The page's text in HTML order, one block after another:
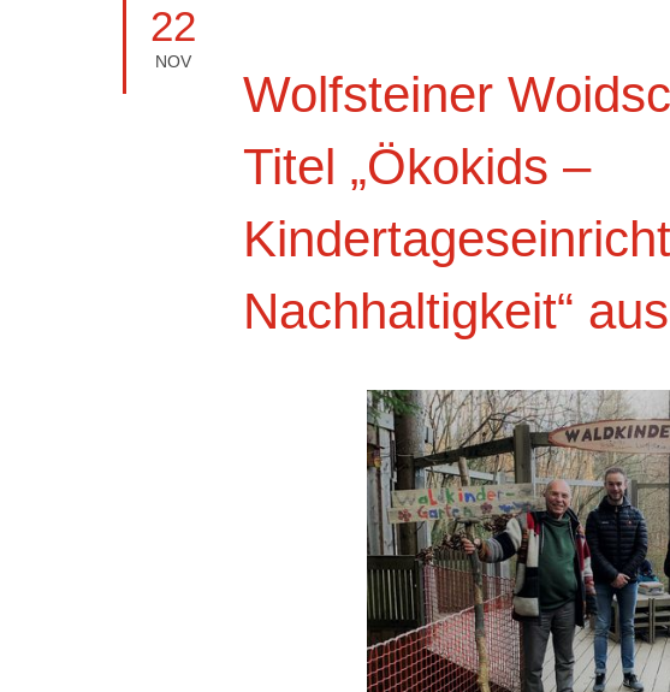
22
NOV
Wolfsteiner
Titel „Ökokids –
Nachhaltigkeit“